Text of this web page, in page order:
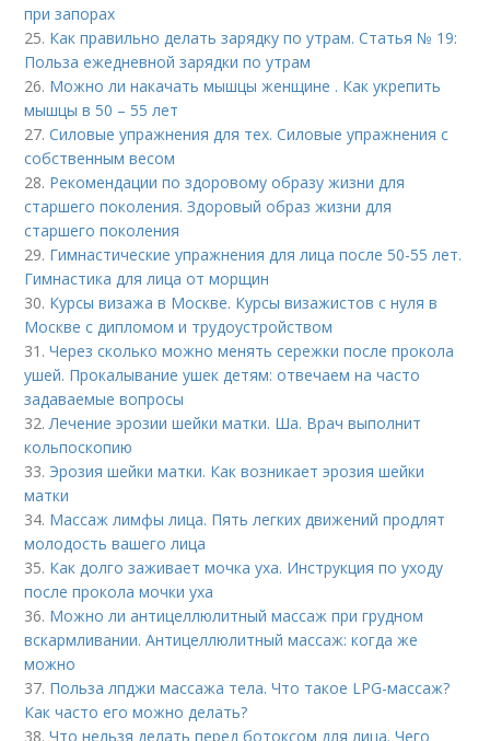
при запорах
25. Как правильно делать зарядку по утрам. Статья № 19:
Польза ежедневной зарядки по утрам
26. Можно ли накачать мышцы женщине . Как укрепить
мышцы в 50 – 55 лет
27.Силовые упражнения для тех. Силовые упражнения с
собственным весом
28. Рекомендации по здоровому образу жизни для
старшего поколения. Здоровый образ жизни для
старшего поколения
29. Гимнастические упражнения для лица после 50-55 лет.
Гимнастика для лица от морщин
30. Курсы визажа в Москве. Курсы визажистов с нуля в
Москве с дипломом и трудоустройством
31.Через сколько можно менять сережки после прокола
ушей. Прокалывание ушек детям: отвечаем на часто
задаваемые вопросы
32.Лечение эрозии шейки матки. Ша. Врач выполнит
кольпоскопию
33. Эрозия шейки матки. Как возникает эрозия шейки
матки
34. Массаж лимфы лица. Пять легких движений продлят
молодость вашего лица
35. Как долго заживает мочка уха. Инструкция по уходу
после прокола мочки уха
36. Можно ли антицеллюлитный массаж при грудном
вскармливании. Антицеллюлитный массаж: когда же
можно
37. Польза лпджи массажа тела. Что такое LPG-массаж?
Как часто его можно делать?
38.Что нельзя делать перед ботоксом для лица. Чего